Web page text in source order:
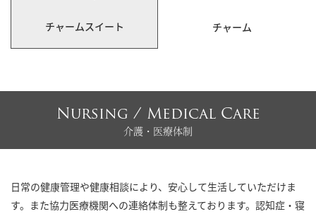
チャームスイート チャーム
Nursing / Medical Care
介護・医療体制
日常の健康管理や健康相談により、安心して生活していただけま
す。また協力医療機関への連絡体制も整えております。認知症・寝